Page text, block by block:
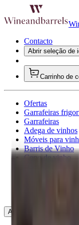
Contacto
Abrir seleção de
Carrinho de
Ofertas
Garrafeiras
Garrafeiras
Adega de vinhos
Móveis para
Barris de Vinho
Copo de vinho
Abrir navegação